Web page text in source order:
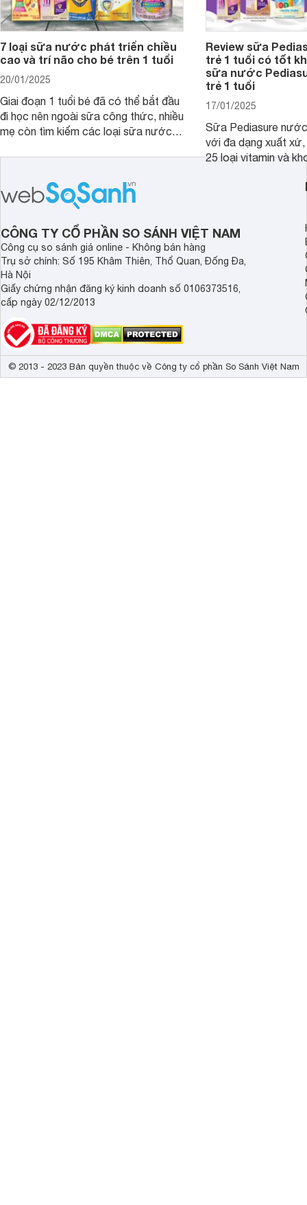
7 loại sữa nước phát triển chiều
cao và trí não cho bé trên 1 tuổi
20/01/2025
Giai đoạn 1 tuổi bé đã có thể bắt đầu
đi học nên ngoài sữa công thức, nhiều
mẹ còn tìm kiếm các loại sữa nước
trẻ. Dưới đây là 7 loại sữa nước phát
1 tuổi tốt mà mẹ bỉm nên lựa chọn.
Review sữa
trẻ 1 tuổi có tốt
sữa nước
trẻ 1 tuổi
17/01/2025
Sữa Pediasure
với đa dạng xuất
25 loại vitamin và
CÔNG TY CỔ PHẦN SO SÁNH VIỆT NAM
Công cụ so sánh giá online - Không bán hàng
Trụ sở chính: Số 195 Khâm Thiên, Thổ Quan, Đống Đa,
Hà Nội
Giấy chứng nhận đăng ký kinh doanh số 0106373516,
cấp ngày 02/12/2013
© 2013 - 2023 Bản quyền thuộc về Công ty cổ phần So Sánh Việt Nam